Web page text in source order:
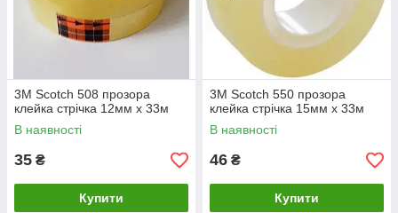
3M Scotch 508 прозора
клейка стрічка 12мм х 33м
В наявності
35 ₴
Купити
3M Scotch 550 прозора
клейка стрічка 15мм х 33м
В наявності
46 ₴
Купити